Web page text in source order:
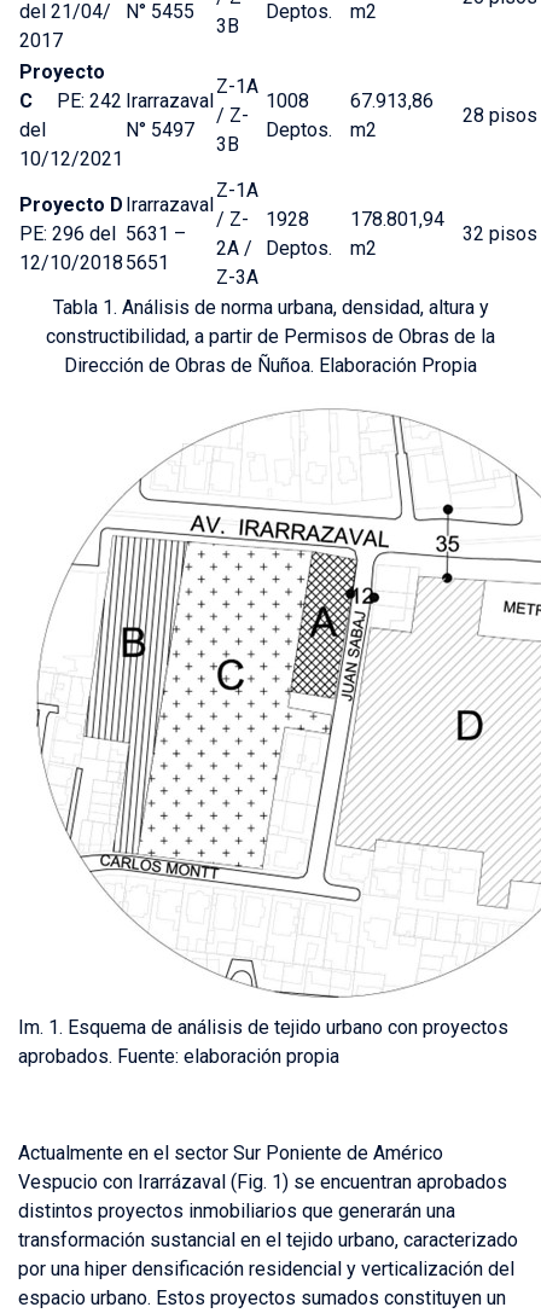
del 21/04/
2017
N° 5455
3B
Deptos.
m2
Proyecto
C PE: 242
del
10/12/2021
Irarrazaval
N° 5497
Z-1A
/ Z-
3B
1008
Deptos.
67.913,86
m2
28 pisos
Proyecto D
PE: 296 del
12/10/2018
Irarrazaval
5631 –
5651
Z-1A
/ Z-
2A /
Z-3A
1928
Deptos.
178.801,94
m2
32 pisos
Tabla 1. Análisis de norma urbana, densidad, altura y
constructibilidad, a partir de Permisos de Obras de la
Dirección de Obras de Ñuñoa. Elaboración Propia
Im. 1. Esquema de análisis de tejido urbano con proyectos
aprobados. Fuente: elaboración propia
Actualmente en el sector Sur Poniente de Américo
Vespucio con Irarrázaval (Fig. 1) se encuentran aprobados
distintos proyectos inmobiliarios que generarán una
transformación sustancial en el tejido urbano, caracterizado
por una hiper densificación residencial y verticalización del
espacio urbano. Estos proyectos sumados constituyen un